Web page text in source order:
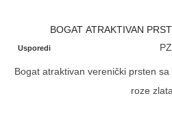
BOGAT ATRAKTIVAN
Usporedi
Bogat atraktivan verenički prsten
roze zlata.